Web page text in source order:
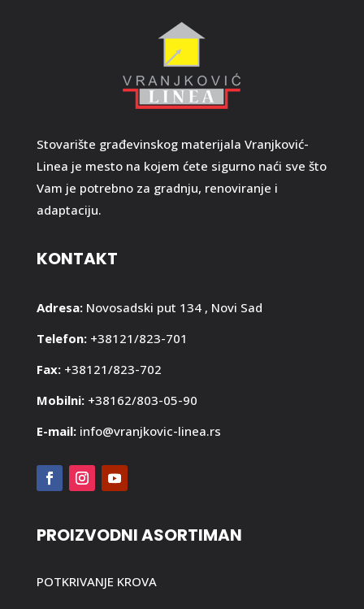
Stovarište građevinskog materijala Vranjković-
Linea je mesto na kojem ćete sigurno naći sve što
Vam je potrebno za gradnju, renoviranje i
adaptaciju.
KONTAKT
Adresa: Novosadski put 134 , Novi Sad
Telefon: +38121/823-701
Fax: +38121/823-702
Mobilni: +38162/803-05-90
E-mail: info@vranjkovic-linea.rs
PROIZVODNI ASORTIMAN
POTKRIVANJE KROVA